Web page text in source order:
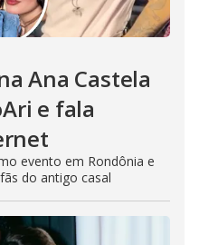
Ana Castela
e fala
evento em Rondônia e
do antigo casal